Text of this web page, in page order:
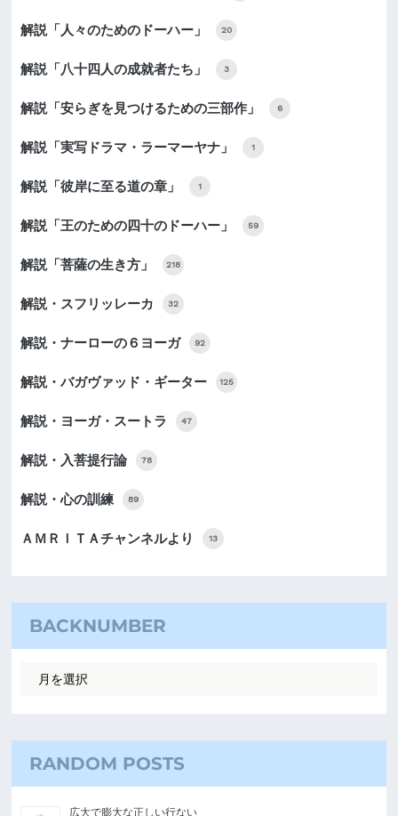
解説「人々のためのドーハー」 20
解説「八十四人の成就者たち」 3
解説「安らぎを見つけるための三部作」 6
解説「実写ドラマ・ラーマーヤナ」 1
解説「彼岸に至る道の章」 1
解説「王のための四十のドーハー」 59
解説「菩薩の生き方」 218
解説・スフリッレーカ 32
解説・ナーローの６ヨーガ 92
解説・バガヴァッド・ギーター 125
解説・ヨーガ・スートラ 47
解説・入菩提行論 78
解説・心の訓練 89
ＡＭＲＩＴＡチャンネルより 13
BACKNUMBER
RANDOM POSTS
広大で膨大な正しい行ない